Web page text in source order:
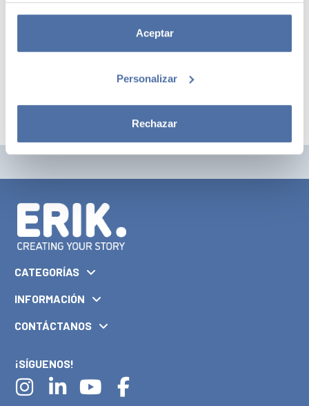
Aceptar
Personalizar
Rechazar
producto complementario a posters (pins, adhesivos, etc.) y
miniposters.
CATEGORÍAS
INFORMACIÓN
CONTÁCTANOS
¡SÍGUENOS!